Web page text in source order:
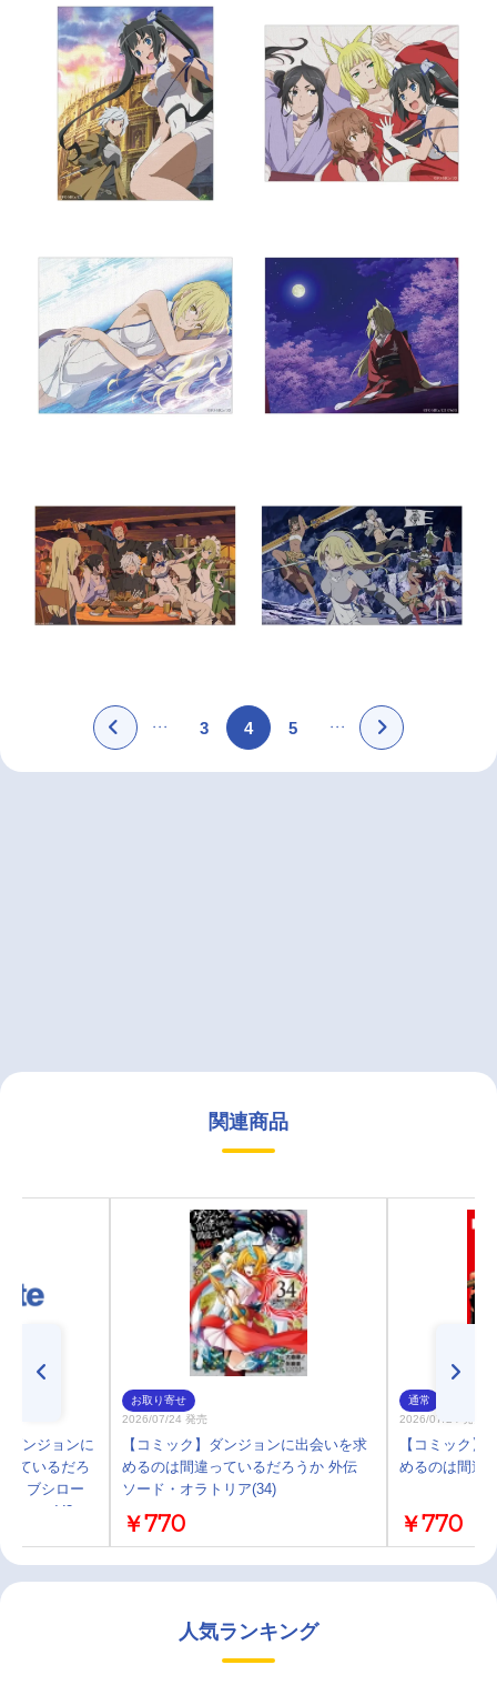
3 4 5
関連商品
ダンジョンに
ているだろ
ル ブシロー
ション V3
お取り寄せ
2026/07/24 発売
【コミック】ダンジョンに出会いを求
めるのは間違っているだろうか 外伝
ソード・オラトリア(34)
￥770
通常
2026/07/24 発売
【コミック】
めるのは間違
￥770
人気ランキング